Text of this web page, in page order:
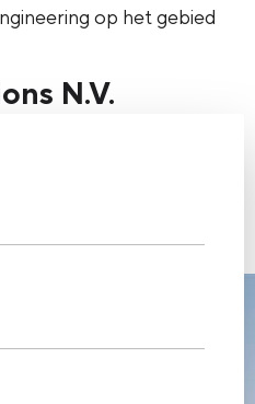
op het gebied
N.V.
TK Home Solutions en
TK Elevator, een